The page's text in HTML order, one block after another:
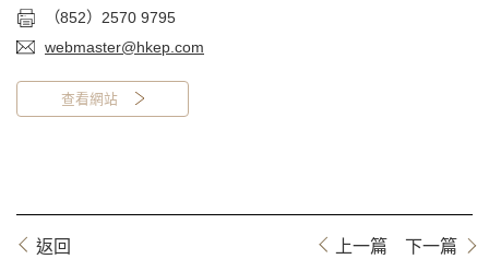
（852）2570 9795
webmaster@hkep.com
查看網站
返回 上一篇 下一篇